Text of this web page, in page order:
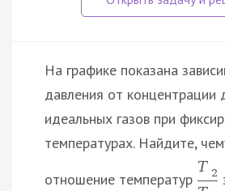
На графике показана
давления от концентрации
идеальных газов при
температурах. Найдите,
отношение температур
T 2